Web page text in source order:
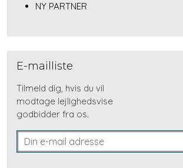
NY PARTNER
E-mailliste
Tilmeld dig, hvis du vil
modtage lejlighedsvise
godbidder fra os.